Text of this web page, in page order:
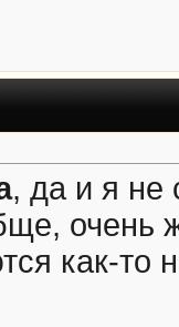
, да и я не
очень
как-то